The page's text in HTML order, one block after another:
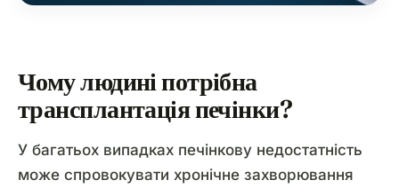
Чому людині потрібна
трансплантація печінки?
У багатьох випадках печінкову недостатність
може спровокувати хронічне захворювання